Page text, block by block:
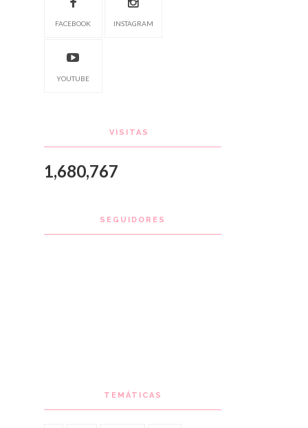
FACEBOOK INSTAGRAM
YOUTUBE
VISITAS
1,680,767
SEGUIDORES
TEMÁTICAS